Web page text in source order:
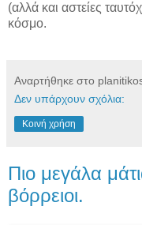
(αλλά και αστείες
κόσμο.
Αναρτήθηκε στο
Δεν υπάρχουν σχόλια:
Κοινή χρήση
Πιο μεγάλα
βόρρειοι.